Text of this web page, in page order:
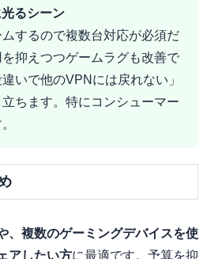
るシーン
ムするので複数台対応が必須だ
抑えつつゲームラグも改善で
いで他のVPNには戻れない」
ちます。特にコンシューマー
、複数のゲーミングデバイスを使
アしたい方に最適です。予算を抑